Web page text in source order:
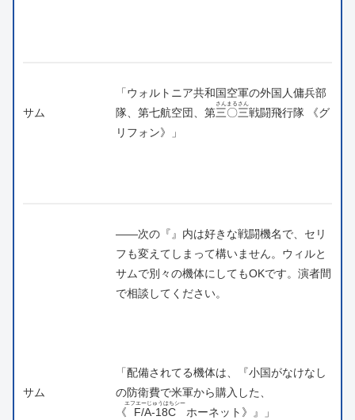
サム
「ウォルトニア共和国空軍の外国人傭兵部
隊、第七航空団、第三〇三
さんまるさん
戦闘飛行隊 《グ
リフォン》」
――次の『』内は好きな戦闘機名で、セリ
フも変えてしまって構いません。ウィルと
サムで別々の機体にしてもOKです。演者間
で相談してください。
サム
「配備されてる機体は、『小国がなけなし
の防衛費で米軍から購入した、
《
F/A-18C
エフエーじゅうはちシー
ホーネット》』」